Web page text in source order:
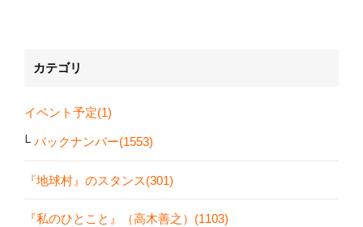
カテゴリ
イベント予定(1)
バックナンバー(1553)
『地球村』のスタンス(301)
『私のひとこと』（高木善之）(1103)